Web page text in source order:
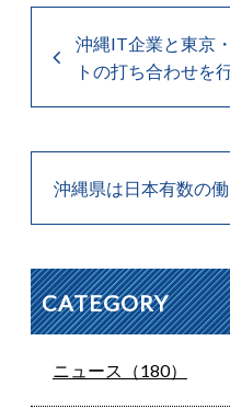
沖縄IT企業と東京
トの打ち合わせを
沖縄県は日本有数の
CATEGORY
ニュース（180）